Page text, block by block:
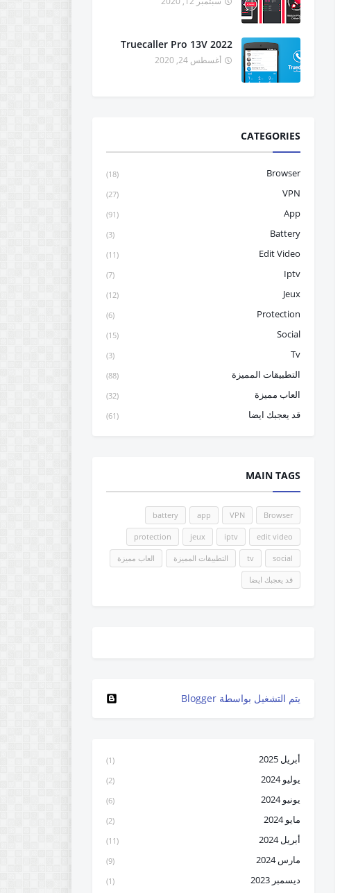
Truecaller Pro 13V 2022
أغسطس 24, 2020
CATEGORIES
Browser
(18)
VPN
(27)
App
(91)
Battery
(3)
Edit Video
(11)
Iptv
(7)
Jeux
(12)
Protection
(6)
Social
(15)
Tv
(3)
التطبيقات المميزة (88)
العاب مميزة (32)
قد يعجبك ايضا (61)
MAIN TAGS
Browser
VPN
app
battery
edit video
iptv
jeux
protection
social
tv التطبيقات المميزة العاب مميزة
قد يعجبك ايضا
‏يتم التشغيل بواسطة Blogger
أبريل 2025 (1)
يوليو 2024 (2)
يونيو 2024 (6)
مايو 2024 (2)
أبريل 2024 (11)
مارس 2024 (9)
ديسمبر 2023 (1)